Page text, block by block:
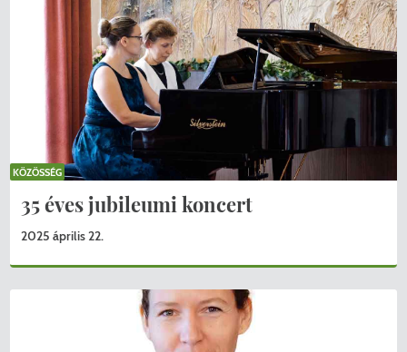
35 éves jubileumi koncert
2025 április 22.
KÖZÖSSÉG